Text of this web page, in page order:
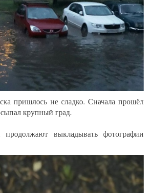
пришлось не сладко. Сначала прошёл
крупный град.
выкладывать фотографии